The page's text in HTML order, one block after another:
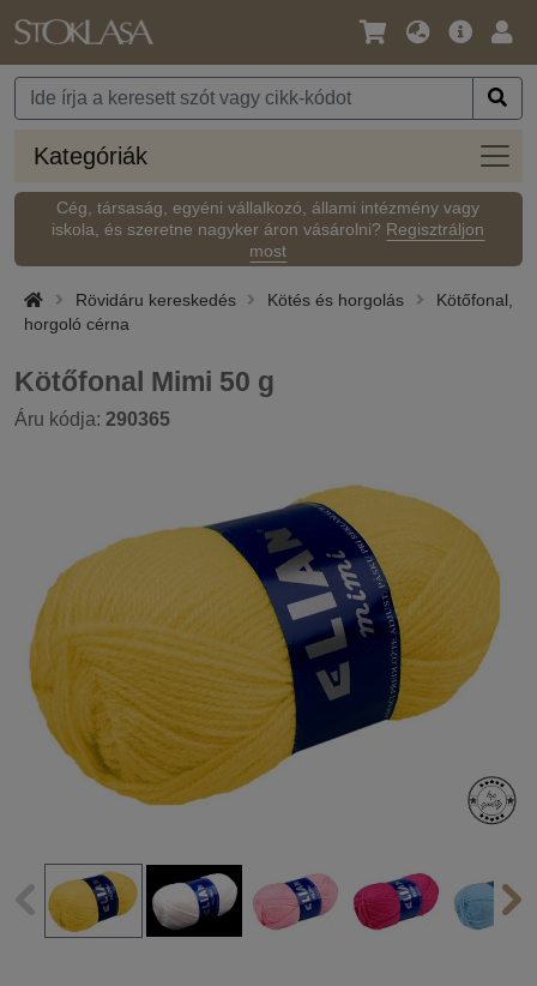
Nyelv
Pénznem
Fő
Kategóriák
Cég, társaság, egyéni vállalkozó, állami intézmény vagy
iskola, és szeretne nagyker áron vásárolni? Regisztráljon
most
Rövidáru kereskedés Kötés és horgolás
Kötőfonal,
horgoló cérna
Kötőfonal Mimi 50 g
Áru kódja: 290365